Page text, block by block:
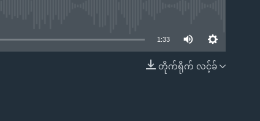
EMBED
1:33
တိုက်ရိုက် လင့်ခ်